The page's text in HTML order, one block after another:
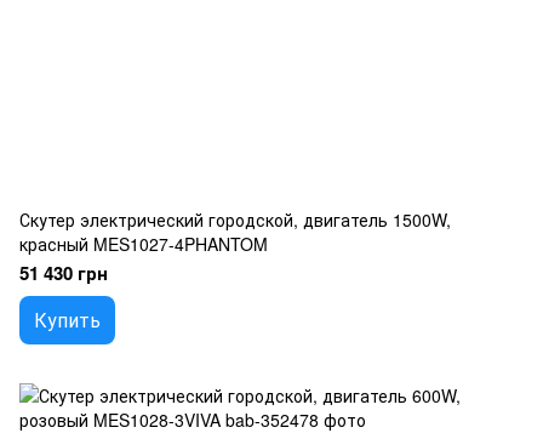
Скутер электрический городской, двигатель 1500W,
красный MES1027-4PHANTOM
51 430 грн
Купить